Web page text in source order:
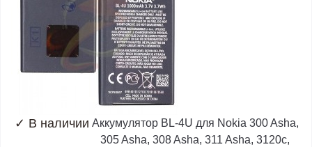
✓ В наличии Аккумулятор BL-4U для Nokia 300 Asha,
305 Asha, 308 Asha, 311 Asha, 3120c,